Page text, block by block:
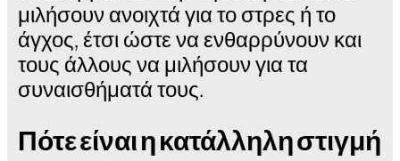
μιλήσουν ανοιχτά για το στρες ή το
άγχος, έτσι ώστε να ενθαρρύνουν και
τους άλλους να μιλήσουν για τα
συναισθήματά τους.
Πότε είναι η κατάλληλη στιγμή